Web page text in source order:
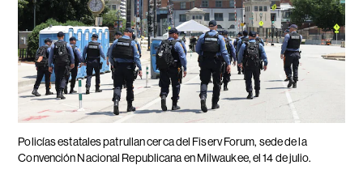
Policías estatales patrullan cerca del Fiserv Forum, sede de la
Convención Nacional Republicana en Milwaukee, el 14 de julio.